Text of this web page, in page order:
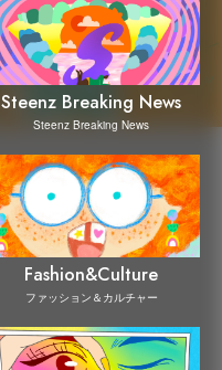
Steenz Breaking News
Steenz Breaking News
Fashion&Culture
ファッション＆カルチャー